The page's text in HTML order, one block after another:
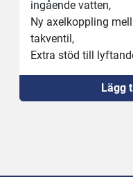
ingående vatten,
Ny axelkoppling
takventil,
Extra stöd till
Saknar
Vagn medföljer
500mm, djup
Spjäll, värme och
Lägg